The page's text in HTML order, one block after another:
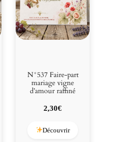
N°537 Faire-part
mariage vigne
d’amour raffiné
2,30€
Découvrir